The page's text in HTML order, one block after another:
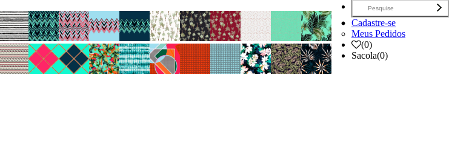
Cadastre-se
Meus Pedidos
(0)
Sacola(0)